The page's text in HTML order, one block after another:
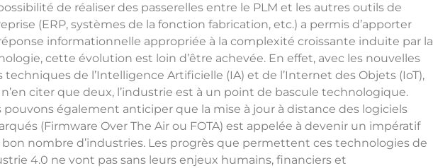
de réaliser des passerelles entre le PLM et les autres outils de
(ERP, systèmes de la fonction fabrication, etc.) a permis d’apporter
informationnelle appropriée à la complexité croissante induite par la
cette évolution est loin d’être achevée. En effet, avec les nouvelles
techniques de l’Intelligence Artificielle (IA) et de l’Internet des Objets (IoT),
citer que deux, l’industrie est à un point de bascule technologique.
pouvons également anticiper que la mise à jour à distance des logiciels
(Firmware Over The Air ou FOTA) est appelée à devenir un impératif
bon nombre d’industries. Les progrès que permettent ces technologies de
4.0 ne vont pas sans leurs enjeux humains, financiers et